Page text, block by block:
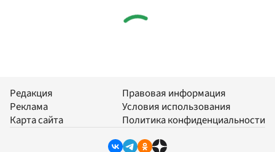
Редакция
Реклама
Карта сайта
Правовая информация
Условия использования
Политика конфиденциальности